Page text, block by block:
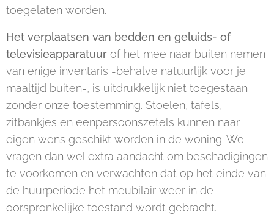
toegelaten worden.
Het verplaatsen van bedden en geluids- of
televisieapparatuur of het mee naar buiten nemen
van enige inventaris -behalve natuurlijk voor je
maaltijd buiten-, is uitdrukkelijk niet toegestaan
zonder onze toestemming. Stoelen, tafels,
zitbankjes en eenpersoonszetels kunnen naar
eigen wens geschikt worden in de woning. We
vragen dan wel extra aandacht om beschadigingen
te voorkomen en verwachten dat op het einde van
de huurperiode het meubilair weer in de
oorspronkelijke toestand wordt gebracht.